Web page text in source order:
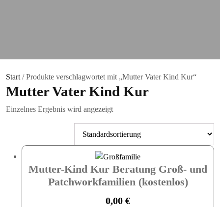
Start / Produkte verschlagwortet mit „Mutter Vater Kind Kur“
Mutter Vater Kind Kur
Einzelnes Ergebnis wird angezeigt
Mutter-Kind Kur Beratung Groß- und
Patchworkfamilien (kostenlos)
0,00 €